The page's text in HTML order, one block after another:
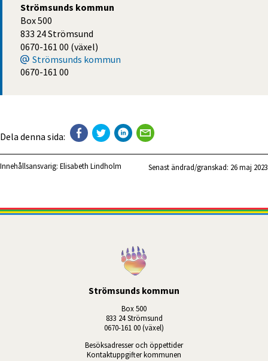
Strömsunds kommun
Box 500
833 24 Strömsund
0670-161 00 (växel)
Strömsunds kommun
0670-161 00
Dela denna sida:
Innehållsansvarig: Elisabeth Lindholm Senast ändrad/granskad: 26 maj 2023
Strömsunds kommun
Box 500
833 24 Strömsund
0670-161 00 (växel)
Besöksadresser och öppettider
Kontaktuppgifter kommunen